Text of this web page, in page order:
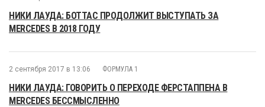
НИКИ ЛАУДА: БОТТАС ПРОДОЛЖИТ ВЫСТУПАТЬ ЗА
MERCEDES В 2018 ГОДУ
2 сентября 2017 в 13:06 ФОРМУЛА 1
НИКИ ЛАУДА: ГОВОРИТЬ О ПЕРЕХОДЕ ФЕРСТАППЕНА В
MERCEDES БЕССМЫСЛЕННО